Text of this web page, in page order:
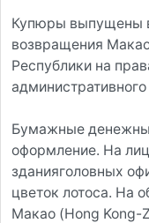
Купюры выпущены
возвращения
Республики на
Бумажные
оформление. На
зданияголовных
цветок лотоса. На
Макао (Hong Kong-